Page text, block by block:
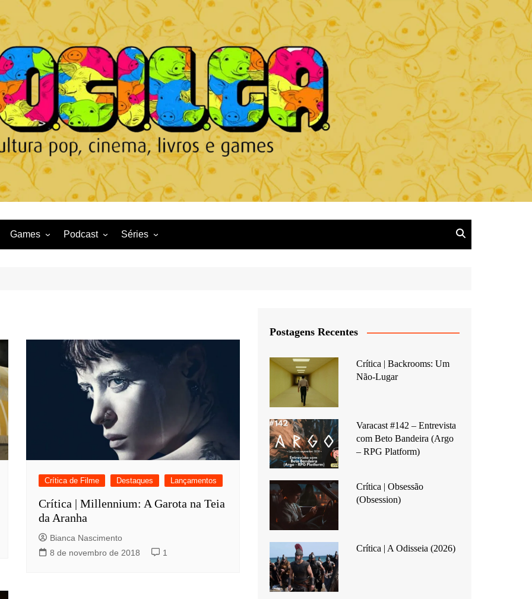
Games Podcast Séries
Crítica de Filme Destaques Lançamentos
Crítica | Millennium: A Garota na Teia
da Aranha
Bianca Nascimento
8 de novembro de 2018
1
Postagens Recentes
Crítica | Backrooms: Um
Não-Lugar
Varacast #142 – Entrevista
com Beto Bandeira (Argo
– RPG Platform)
Crítica | Obsessão
(Obsession)
Crítica | A Odisseia (2026)